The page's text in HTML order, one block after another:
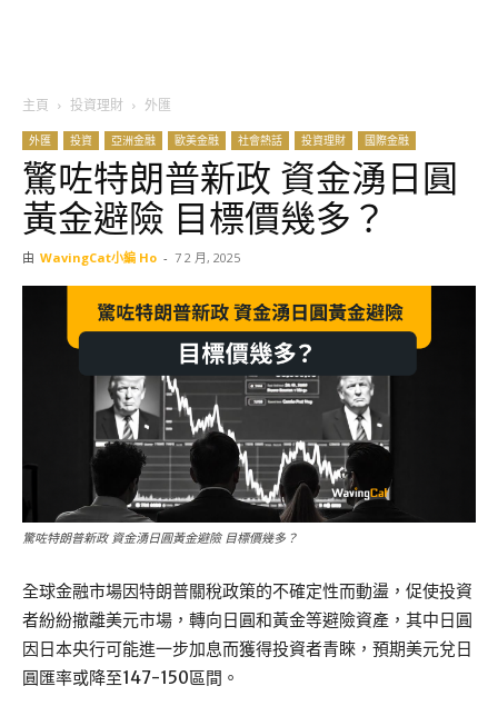
主頁 投資理財 外匯
外匯 投資 亞洲金融 歐美金融 社會熱話 投資理財 國際金融
驚咗特朗普新政 資金湧日圓
黃金避險 目標價幾多？
由 WavingCat小編 Ho - 7 2 月, 2025
驚咗特朗普新政 資金湧日圓黃金避險 目標價幾多？
全球金融市場因特朗普關稅政策的不確定性而動盪，促使投資
者紛紛撤離美元市場，轉向日圓和黃金等避險資產，其中日圓
因日本央行可能進一步加息而獲得投資者青睞，預期美元兌日
圓匯率或降至147-150區間。